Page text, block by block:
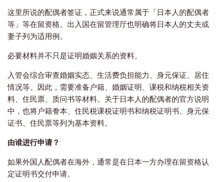
这里所说的配偶者签证，正式来说通常属于「日本人的配偶者
等」等在留资格。出入国在留管理厅也明确将日本人的丈夫或
妻子列为适用例。
必要材料并不只是证明婚姻关系的资料。
入管会综合审查婚姻实态、生活费负担能力、身元保证、居住
情况等。因此，需要准备户籍、婚姻证明、课税和纳税相关资
料、住民票、质问书等材料。关于日本人的配偶者的官方说明
中，也将户籍誊本、住民税课税证明书和纳税证明书、身元保
证书、住民票等列为基本资料。
由谁进行申请？
如果外国人配偶者在海外，通常是在日本一方办理在留资格认
定证明书交付申请。